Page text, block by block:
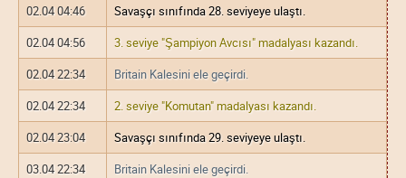
02.04 04:46
Savaşçı sınıfında 28. seviyeye ulaştı.
02.04 04:56
3. seviye "Şampiyon Avcısı" madalyası kazandı.
02.04 22:34
Britain Kalesini ele geçirdi.
02.04 22:34
2. seviye "Komutan" madalyası kazandı.
02.04 23:04
Savaşçı sınıfında 29. seviyeye ulaştı.
03.04 22:34
Britain Kalesini ele geçirdi.